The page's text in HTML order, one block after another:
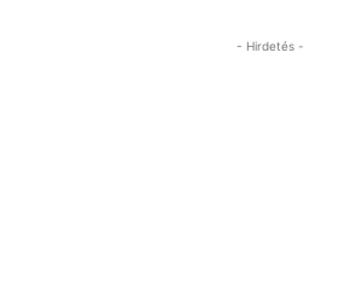
- Hirdetés -